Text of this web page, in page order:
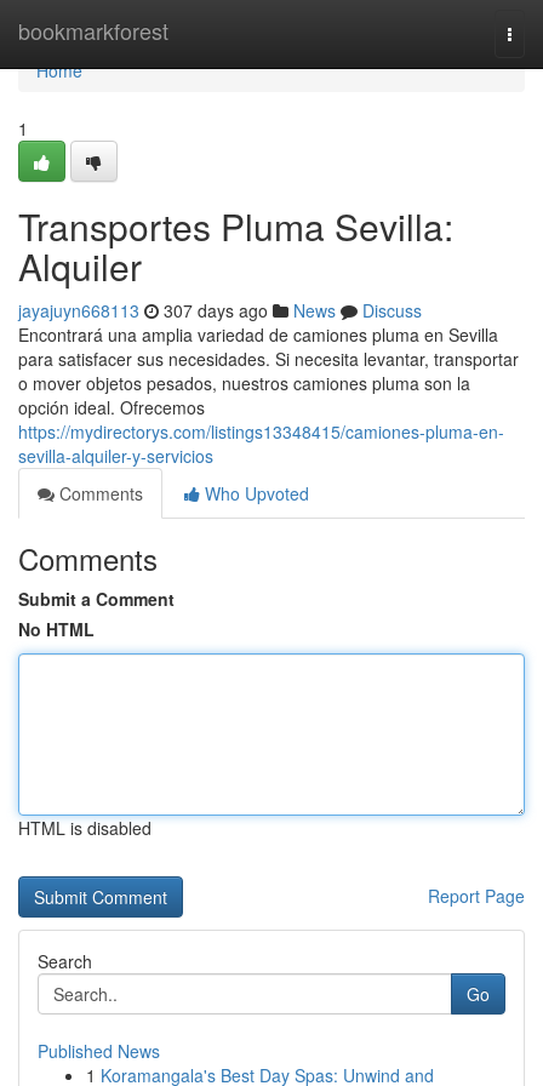
bookmarkforest
Home
Home
1
Transportes Pluma Sevilla:
Alquiler
jayajuyn668113 307 days ago News
Discuss
Encontrará una amplia variedad de camiones pluma en Sevilla
para satisfacer sus necesidades. Si necesita levantar, transportar
o mover objetos pesados, nuestros camiones pluma son la
opción ideal. Ofrecemos
https://mydirectorys.com/listings13348415/camiones-pluma-en-
sevilla-alquiler-y-servicios
Comments
Who Upvoted
Comments
Submit a Comment
No HTML
HTML is disabled
Report Page
Search
Go
Published News
1 Koramangala's Best Day Spas: Unwind and